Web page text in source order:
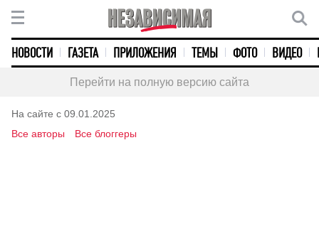
НОВОСТИ ГАЗЕТА ПРИЛОЖЕНИЯ ТЕМЫ ФОТО ВИДЕО
Перейти на полную версию сайта
На сайте с 09.01.2025
Все авторы
Все блоггеры